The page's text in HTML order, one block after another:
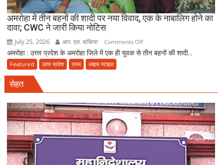
अमरोहा में तीन बहनों की शादी पर नया विवाद, एक के नाबालिग होने का
दावा; CWC ने जारी किया नोटिस
July 25, 2026 आर. एल. बांकिया Comments Offon
अमरोहा
शादी
पर
नया
विवाद,
के
अमरोहा : उत्तर प्रदेश के अमरोहा जिले में एक ही युवक से तीन बहनों की शादी...
Featured उत्तर प्रदेश राज्य लाइफ स्टाइल
सेहत